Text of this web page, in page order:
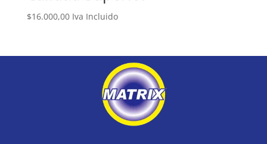
$16.000,00 Iva Incluido